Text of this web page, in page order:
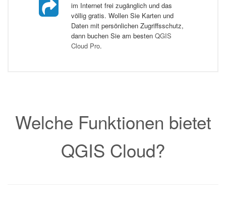
im Internet frei zugänglich und das
völlig gratis. Wollen Sie Karten und
Daten mit persönlichen Zugriffsschutz,
dann buchen Sie am besten QGIS
Cloud Pro.
Welche Funktionen bietet
QGIS Cloud?